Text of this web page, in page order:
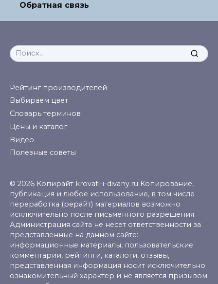
Обратная связь
Search
for:
Рейтинг производителей
Выбираем цвет
Словарь терминов
Цены и каталог
Видео
Полезные советы
© 2026 Копирайт krovati-i-divany.ru Копирование,
публикация и любое использование, в том числе
переработка (рерайт) материалов возможно
исключительно после письменного разрешения.
Администрация сайта не несет ответственности за
представленные на данном сайте:
информационные материалы, пользовательские
комментарии, рейтинги, каталоги, отзывы,
представленная информация носит исключительно
ознакомительный характер и не является призывом